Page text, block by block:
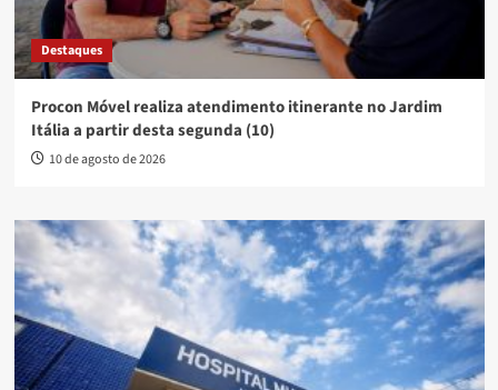
Destaques
Procon Móvel realiza atendimento itinerante no Jardim
Itália a partir desta segunda (10)
10 de agosto de 2026